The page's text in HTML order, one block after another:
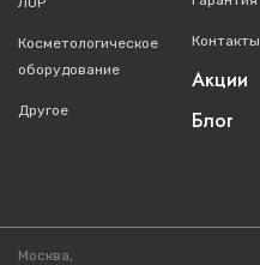
Косметологическое
оборудование
Другое
Контакты
Акции
Блог
Москва,